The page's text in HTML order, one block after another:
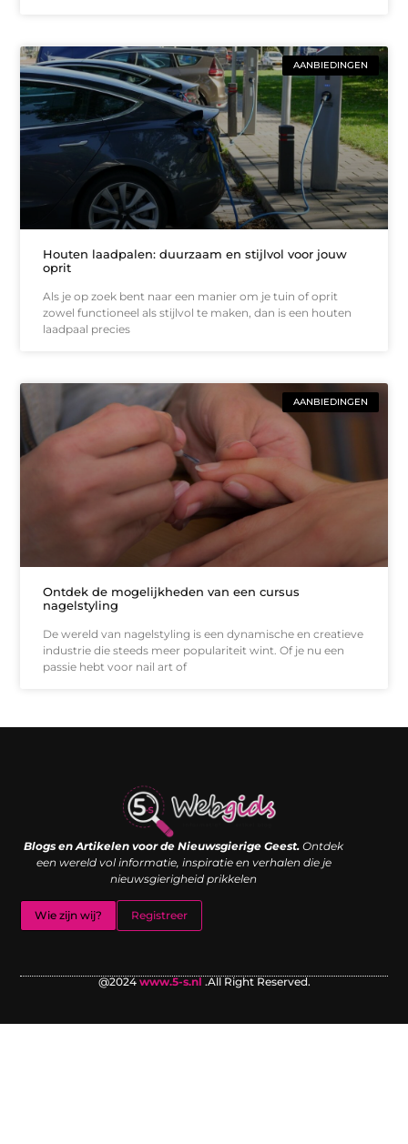
AANBIEDINGEN
Houten laadpalen: duurzaam en stijlvol voor jouw
oprit
Als je op zoek bent naar een manier om je tuin of oprit
zowel functioneel als stijlvol te maken, dan is een houten
laadpaal precies
AANBIEDINGEN
Ontdek de mogelijkheden van een cursus
nagelstyling
De wereld van nagelstyling is een dynamische en creatieve
industrie die steeds meer populariteit wint. Of je nu een
passie hebt voor nail art of
Blogs en Artikelen voor de Nieuwsgierige Geest. Ontdek
een wereld vol informatie, inspiratie en verhalen die je
nieuwsgierigheid prikkelen
Wie zijn wij? Registreer
@2024www.5-s.nl .All Right Reserved.